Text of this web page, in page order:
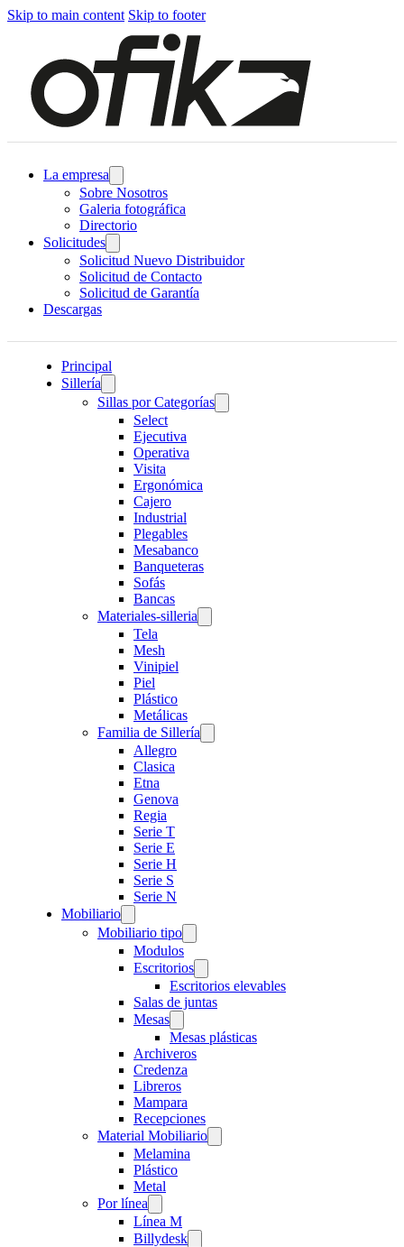
Skip to main content Skip to footer
La empresa
Sobre Nosotros
Galeria fotográfica
Directorio
Solicitudes
Solicitud Nuevo Distribuidor
Solicitud de Contacto
Solicitud de Garantía
Descargas
Principal
Sillería
Sillas por Categorías
Select
Ejecutiva
Operativa
Visita
Ergonómica
Cajero
Industrial
Plegables
Mesabanco
Banqueteras
Sofás
Bancas
Materiales-silleria
Tela
Mesh
Vinipiel
Piel
Plástico
Metálicas
Familia de Sillería
Allegro
Clasica
Etna
Genova
Regia
Serie T
Serie E
Serie H
Serie S
Serie N
Mobiliario
Mobiliario tipo
Modulos
Escritorios
Escritorios elevables
Salas de juntas
Mesas
Mesas plásticas
Archiveros
Credenza
Libreros
Mampara
Recepciones
Material Mobiliario
Melamina
Plástico
Metal
Por línea
Línea M
Billydesk